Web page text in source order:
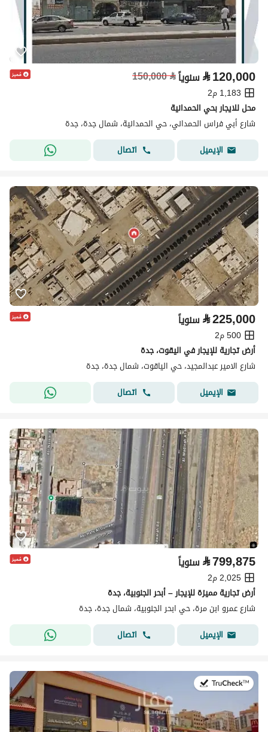
⃁120,000 سنوياً⃁
150,000
1,183 م2
محل للايجار بحي الحمدانية
شارع أبي فراس الحمداني، حي الحمدانية، شمال جدة، جدة
الإيميل
اتصال
⃁225,000 سنوياً
500 م2
أرض تجارية للإيجار في اليقوت، جدة
شارع الامير عبدالمجيد، حي الياقوت، شمال جدة، جدة
الإيميل
اتصال
⃁799,875 سنوياً
2,025 م2
أرض تجارية مميزة للإيجار – أبحر الجنوبية، جدة
شارع عمرو ابن مرة، حي ابحر الجنوبية، شمال جدة، جدة
الإيميل
اتصال